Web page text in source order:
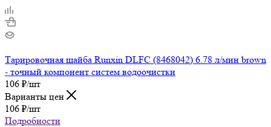
Тарировочная шайба Runxin DLFC (8468042) 6.78 л/мин brown
- точный компонент систем водоочистки
106 ₽/шт
Варианты цен
106 ₽/шт
Подробности